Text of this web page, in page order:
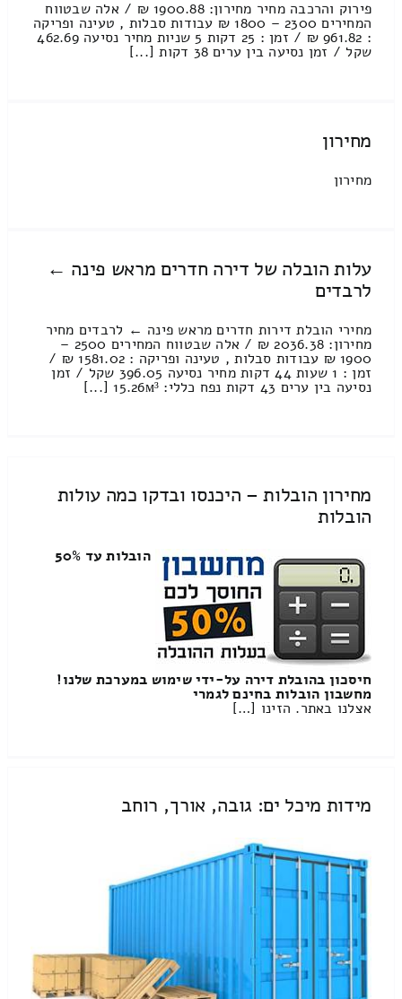
פירוק והרכבה מחיר מחירון: 1900.88 ₪ / אלה שבטווח
המחירים 2300 – 1800 ₪ עבודות סבלות , טעינה ופריקה
: 961.82 ₪ / זמן : 25 דקות 5 שניות מחיר נסיעה 462.69
שקל / זמן נסיעה בין ערים 38 דקות [...]
מחירון
מחירון
עלות הובלה של דירה חדרים מראש פינה ←
לרבדים
מחירי הובלת דירות חדרים מראש פינה ← לרבדים מחיר
מחירון: 2036.38 ₪ / אלה שבטווח המחירים 2500 –
1900 ₪ עבודות סבלות , טעינה ופריקה : 1581.02 ₪ /
זמן : 1 שעות 44 דקות מחיר נסיעה 396.05 שקל / זמן
נסיעה בין ערים 43 דקות נפח כללי: 15.26м³ [...]
מחירון הובלות – היכנסו ובדקו כמה עולות
הובלות
הובלות עד 50%
חיסכון בהובלת דירה על-ידי שימוש במערכת שלנו!
מחשבון הובלות בחינם לגמרי
אצלנו באתר. הזינו […]
מידות מיכל ים: גובה, אורך, רוחב